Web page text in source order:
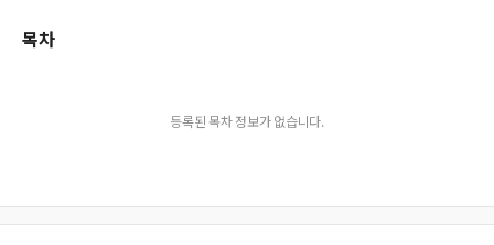
목차
등록된 목차 정보가 없습니다.